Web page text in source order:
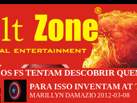
OS FS TENTAM DESCOBRIR
PARA ISSO INVENTAM AT
MARILLYN DAMAZIO 2012-03-08